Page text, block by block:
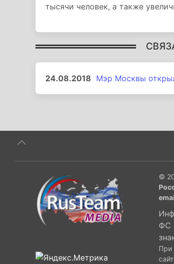
тысячи человек, а также
24.08.2018 Мэр Москвы
©
ФС
При